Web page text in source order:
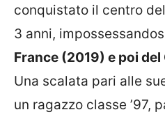
conquistato il centro
3 anni,
France (2019) e poi del
Una scalata pari alle
un ragazzo classe ’97,